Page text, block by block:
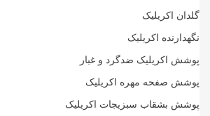
گلدان اکریلیک
نگهدارنده اکریلیک
پوشش اکریلیک ضدگرد و غبار
پوشش صفحه مهره اکریلیک
پوشش بشقاب سبزیجات اکریلیک